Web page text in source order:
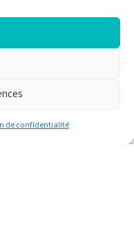
de confidentialité